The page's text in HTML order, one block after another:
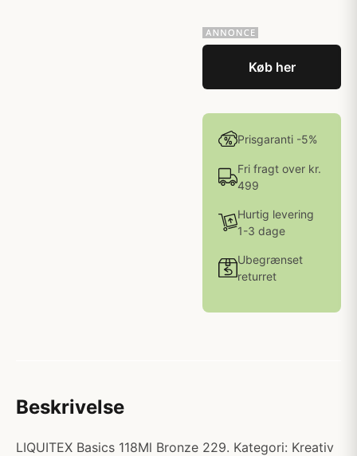
Køb her
Prisgaranti -5%
Fri fragt over kr.
499
Hurtig levering
1-3 dage
Ubegrænset
returret
Beskrivelse
LIQUITEX Basics 118Ml Bronze 229. Kategori: Kreativ